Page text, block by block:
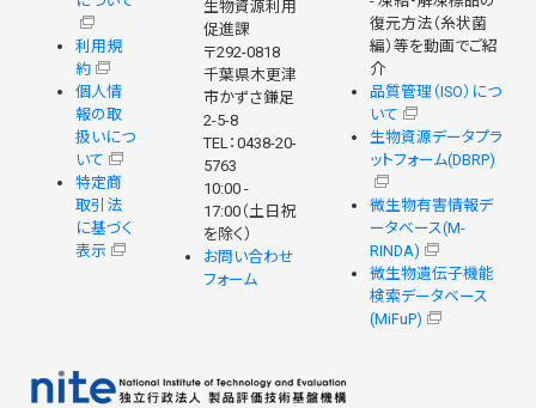
利用規
約
個人情
報の取
扱いにつ
いて
特定商
取引法
に基づく
表示
生物資源利用
促進課
〒292-0818
千葉県木更津
市かずさ鎌足
2-5-8
TEL：0438-20-
5763
10:00 -
17:00（土日祝
を除く）
お問い合わせ
フォーム
復元方法（糸状菌
編）等を動画でご紹
介
品質管理（ISO）につ
いて
生物資源データプラ
ットフォーム(DBRP)
微生物有害情報デ
ータベース(M-
RINDA)
微生物遺伝子機能
検索データベース
(MiFuP)